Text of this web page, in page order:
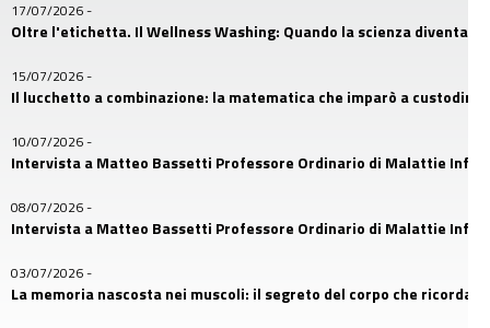
17/07/2026-
Oltre l'etichetta. Il Wellness Washing: Quando la scienza diventa
15/07/2026-
Il lucchetto a combinazione: la matematica che imparò a custodire
10/07/2026-
Intervista a Matteo Bassetti Professore Ordinario di Malattie
08/07/2026-
Intervista a Matteo Bassetti Professore Ordinario di Malattie
03/07/2026-
La memoria nascosta nei muscoli: il segreto del corpo che ricorda